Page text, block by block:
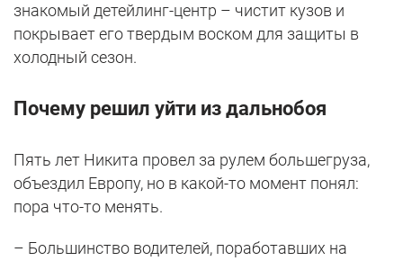
знакомый детейлинг-центр – чистит кузов и
покрывает его твердым воском для защиты в
холодный сезон.
Почему решил уйти из дальнобоя
Пять лет Никита провел за рулем большегруза,
объездил Европу, но в какой-то момент понял:
пора что-то менять.
– Большинство водителей, поработавших на